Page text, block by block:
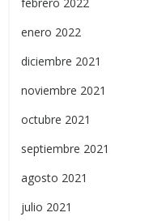
enero 2022
diciembre 2021
noviembre 2021
octubre 2021
septiembre 2021
agosto 2021
julio 2021